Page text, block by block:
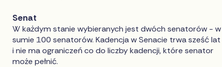
Senat
W każdym stanie wybieranych jest dwóch senatorów - w
sumie 100 senatorów. Kadencja w Senacie trwa sześć lat
i nie ma ograniczeń co do liczby kadencji, które senator
może pełnić.